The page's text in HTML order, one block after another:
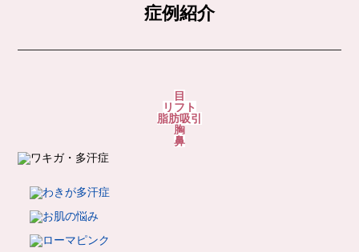
症例紹介
目
リフト
脂肪吸引
胸
鼻